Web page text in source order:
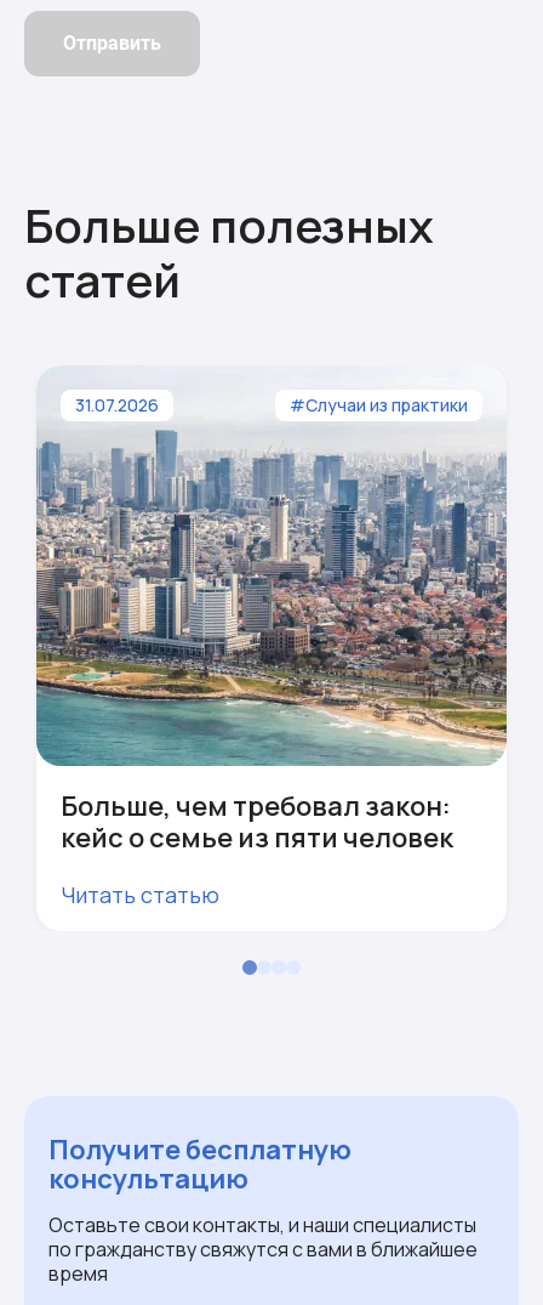
Отправить
Больше полезных
статей
31.07.2026 #Случаи из практики
Больше, чем требовал закон:
кейс о семье из пяти человек
Читать статью
Получите бесплатную
консультацию
Оставьте свои контакты, и наши специалисты
по гражданству свяжутся с вами в ближайшее
время